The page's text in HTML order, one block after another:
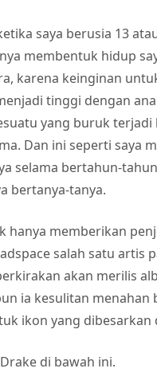
saya berusia 13
membentuk hidup
karena keinginan
tinggi dengan
yang buruk
Dan ini seperti saya
selama bertahun-
bertanya-tanya.
hanya memberikan
salah satu artis
akan merilis
ia kesulitan
ikon yang dibesarkan
di bawah ini.